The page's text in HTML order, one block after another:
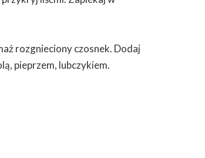
rozgnieciony czosnek. Dodaj
pieprzem, lubczykiem.